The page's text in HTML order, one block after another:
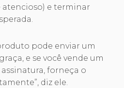
e terminar
pode enviar um
e se você vende um
forneça o
diz ele.